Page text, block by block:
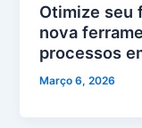
Otimize seu
nova
processos
Março 6, 2026